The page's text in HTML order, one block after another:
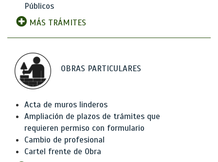
Públicos
MÁS TRÁMITES
OBRAS PARTICULARES
Acta de muros linderos
Ampliación de plazos de trámites que
requieren permiso con formulario
Cambio de profesional
Cartel frente de Obra